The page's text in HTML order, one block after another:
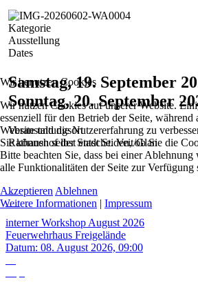
Kategorie
Ausstellung
Dates
Samstag, 19. September
Sonntag, 20. September
Veranstaltungsort
Rathaushof der Stadt St. Veit/Glan
08
Aug.
interner Workshop August 2026
Feuerwehrhaus Freigelände
Datum: 08. August 2026, 09:00
Wir benutzen Cookies
Wir nutzen Cookies auf unserer Website.
essenziell für den Betrieb der Seite, während
Website und die Nutzererfahrung zu
Sie können selbst entscheiden, ob Sie die
Bitte beachten Sie, dass bei einer
alle Funktionalitäten der Seite zur Verfügung
Akzeptieren Ablehnen
Weitere Informationen | Impressum